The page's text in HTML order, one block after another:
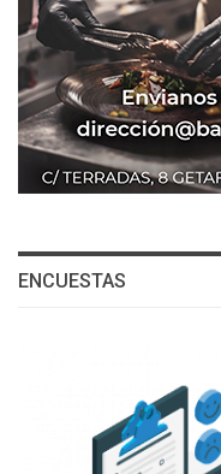
ENCUESTAS